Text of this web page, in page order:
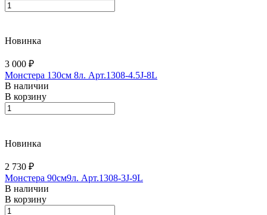
Новинка
3 000 ₽
Монстера 130см 8л. Арт.1308-4.5J-8L
В наличии
В корзину
Новинка
2 730 ₽
Монстера 90см9л. Арт.1308-3J-9L
В наличии
В корзину